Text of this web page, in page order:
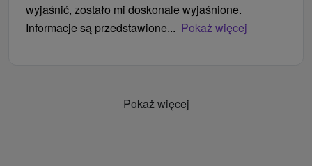
wyjaśnić, zostało mi doskonale wyjaśnione.
Informacje są przedstawione... Pokaż więcej
Pokaż więcej